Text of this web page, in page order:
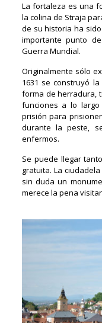
La fortaleza es una
la colina de Straja
de su historia ha
importante punto
Guerra Mundial.
Originalmente sólo
1631 se construyó
forma de herradura,
funciones a lo
prisión para
durante la peste,
enfermos.
Se puede llegar
gratuita. La
sin duda un
merece la pena